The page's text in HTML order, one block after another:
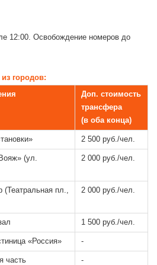
12:00. Освобождение номеров до
городов:
Доп. стоимость
трансфера
(в оба конца)
2 500 руб./чел.
(ул.
2 000 руб./чел.
(Театральная пл.,
2 000 руб./чел.
1 500 руб./чел.
«Россия» -
часть -